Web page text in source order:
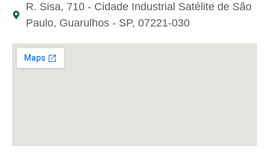
R. Sisa, 710 - Cidade Industrial Satélite de São
Paulo, Guarulhos - SP, 07221-030